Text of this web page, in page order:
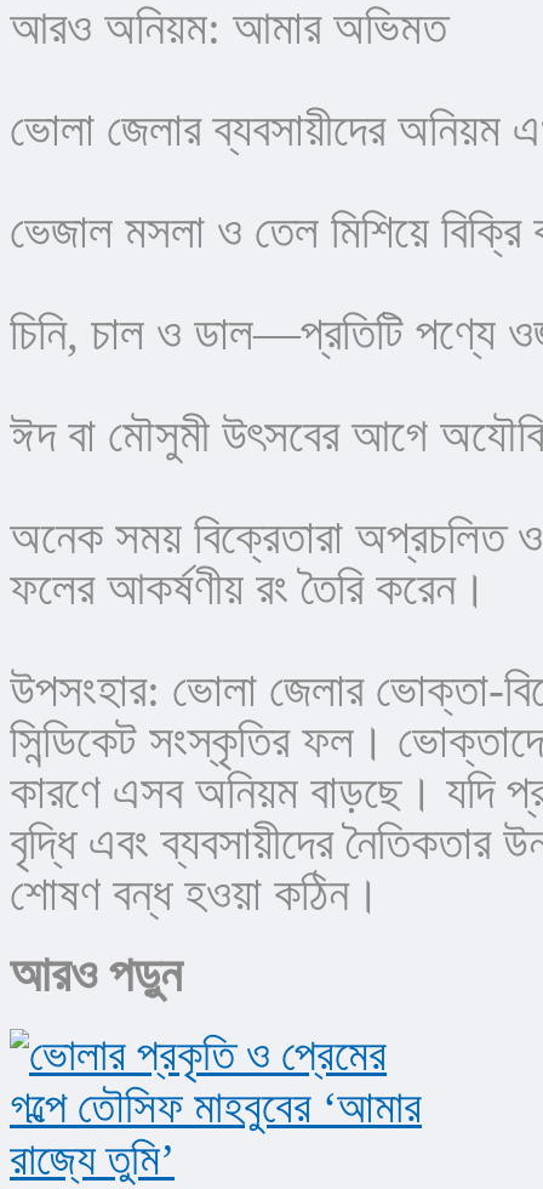
আরও অনিয়ম: আমার অভিমত
ভোলা জেলার ব্যবসায়ীদের অনিয়ম
ভেজাল মসলা ও তেল মিশিয়ে বিক্রি
চিনি, চাল ও ডাল—প্রতিটি পণ্যে
ঈদ বা মৌসুমী উৎসবের আগে
অনেক সময় বিক্রেতারা অপ্রচলিত
ফলের আকর্ষণীয় রং তৈরি করেন।
উপসংহার: ভোলা জেলার ভোক্তা-
সিন্ডিকেট সংস্কৃতির ফল।
কারণে এসব অনিয়ম বাড়ছে। যদি
বৃদ্ধি এবং ব্যবসায়ীদের নৈতিকতার
শোষণ বন্ধ হওয়া কঠিন।
আরও পড়ুন